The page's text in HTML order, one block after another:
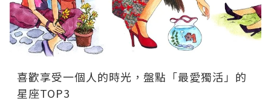
喜歡享受一個人的時光，盤點「最愛獨活」的
星座TOP3